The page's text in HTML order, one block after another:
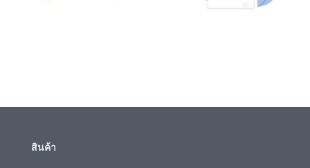
สินค้า